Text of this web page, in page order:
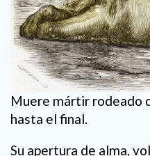
Muere mártir rodeado
hasta el final.
Su apertura de alma,